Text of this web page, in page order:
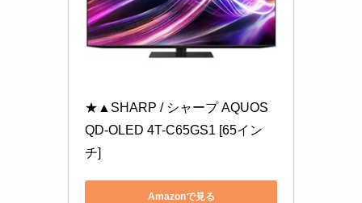
★▲SHARP / シャープ AQUOS
QD-OLED 4T-C65GS1 [65イン
チ]
Amazonで見る